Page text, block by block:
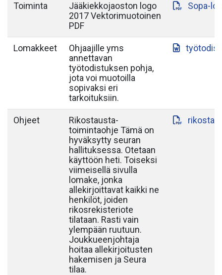
Toiminta
Jääkiekkojaoston logo
2017 Vektorimuotoinen
PDF
Sopa-
Lomakkeet
Ohjaajille yms
annettavan
työtodistuksen pohja,
jota voi muotoilla
sopivaksi eri
tarkoituksiin.
Ohjeet
Rikostausta-
toimintaohje Tämä on
hyväksytty seuran
hallituksessa. Otetaan
käyttöön heti. Toiseksi
viimeisellä sivulla
lomake, jonka
allekirjoittavat kaikki ne
henkilöt, joiden
rikosrekisteriote
tilataan. Rasti vain
ylempään ruutuun.
Joukkueenjohtaja
hoitaa allekirjoitusten
hakemisen ja Seura
tilaa.